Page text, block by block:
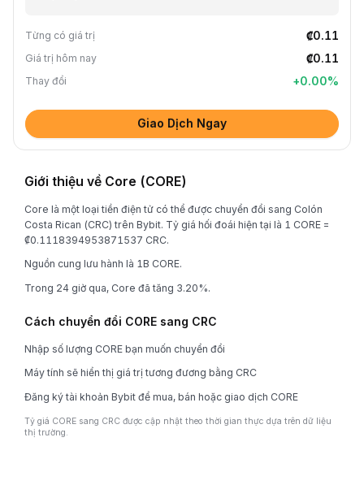
Từng có giá trị ₡0.11
Giá trị hôm nay ₡0.11
Thay đổi +0.00%
Giao Dịch Ngay
Giới thiệu về Core (CORE)
Core là một loại tiền điện tử có thể được chuyển đổi sang Colón
Costa Rican (CRC) trên Bybit. Tỷ giá hối đoái hiện tại là 1 CORE =
₡0.1118394953871537 CRC.
Nguồn cung lưu hành là 1B CORE.
Trong 24 giờ qua, Core đã tăng 3.20%.
Cách chuyển đổi CORE sang CRC
Nhập số lượng CORE bạn muốn chuyển đổi
Máy tính sẽ hiển thị giá trị tương đương bằng CRC
Đăng ký tài khoản Bybit để mua, bán hoặc giao dịch CORE
Tỷ giá CORE sang CRC được cập nhật theo thời gian thực dựa trên dữ liệu
thị trường.